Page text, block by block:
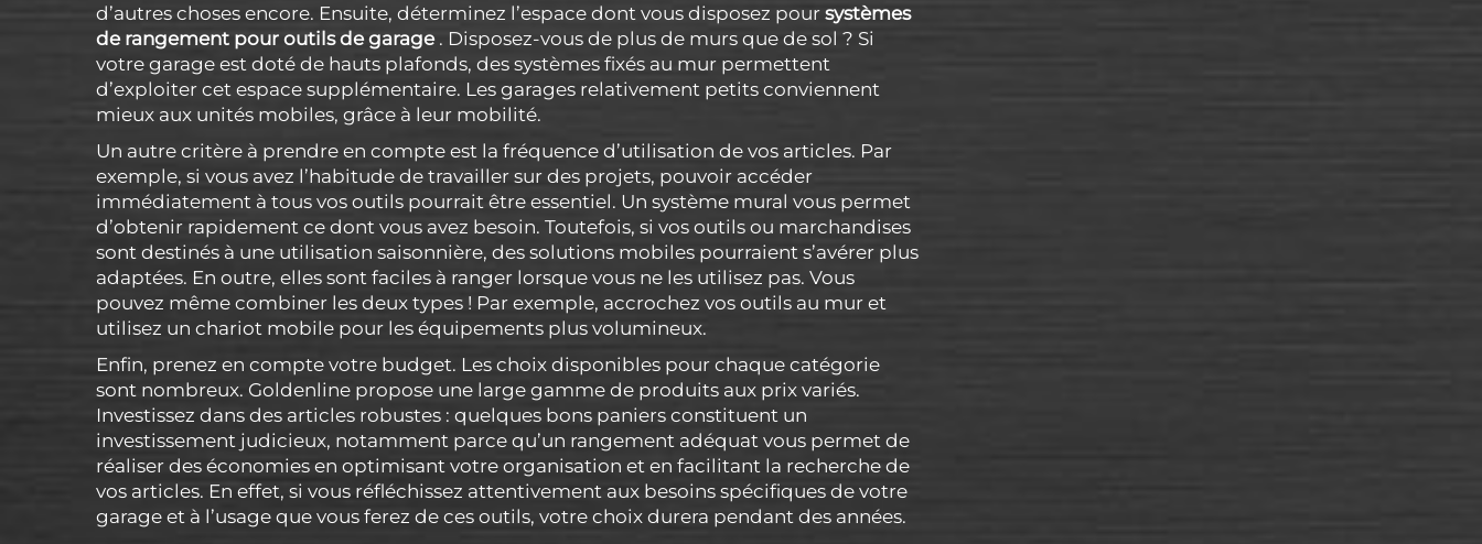
d’autres choses encore. Ensuite, déterminez l’espace dont vous disposez pour systèmes
de rangement pour outils de garage . Disposez-vous de plus de murs que de sol ? Si
votre garage est doté de hauts plafonds, des systèmes fixés au mur permettent
d’exploiter cet espace supplémentaire. Les garages relativement petits conviennent
mieux aux unités mobiles, grâce à leur mobilité.
Un autre critère à prendre en compte est la fréquence d’utilisation de vos articles. Par
exemple, si vous avez l’habitude de travailler sur des projets, pouvoir accéder
immédiatement à tous vos outils pourrait être essentiel. Un système mural vous permet
d’obtenir rapidement ce dont vous avez besoin. Toutefois, si vos outils ou marchandises
sont destinés à une utilisation saisonnière, des solutions mobiles pourraient s’avérer plus
adaptées. En outre, elles sont faciles à ranger lorsque vous ne les utilisez pas. Vous
pouvez même combiner les deux types ! Par exemple, accrochez vos outils au mur et
utilisez un chariot mobile pour les équipements plus volumineux.
Enfin, prenez en compte votre budget. Les choix disponibles pour chaque catégorie
sont nombreux. Goldenline propose une large gamme de produits aux prix variés.
Investissez dans des articles robustes : quelques bons paniers constituent un
investissement judicieux, notamment parce qu’un rangement adéquat vous permet de
réaliser des économies en optimisant votre organisation et en facilitant la recherche de
vos articles. En effet, si vous réfléchissez attentivement aux besoins spécifiques de votre
garage et à l’usage que vous ferez de ces outils, votre choix durera pendant des années.